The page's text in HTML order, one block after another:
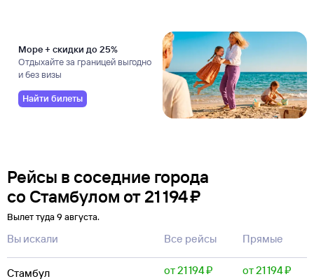
Море + скидки до 25%
Отдыхайте за границей выгодно
и без визы
Найти билеты
Рейсы в соседние города
со Стамбулом от 21 ⁠194 ⁠₽
Вылет туда 9 августа.
Вы искали Все рейсы Прямые
Стамбул от 21 ⁠194 ⁠₽ от 21 ⁠194 ⁠₽